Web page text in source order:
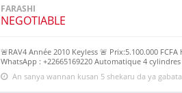
FARASHI
NEGOTIABLE
🚨RAV4 Année 2010 Keyless 🚨 Prix:5.100.000
WhatsApp : +22665169220 Automatique 4
bouton) Full options Climatisation d'origine
An sanya wannan kusan 5 shekaru da ya gabata